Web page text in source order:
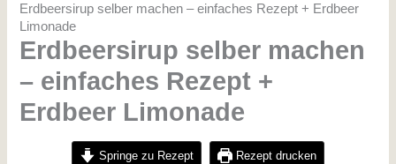
Erdbeersirup selber machen – einfaches Rezept + Erdbeer
Limonade
Erdbeersirup selber machen
– einfaches Rezept +
Erdbeer Limonade
Springe zu Rezept Rezept drucken